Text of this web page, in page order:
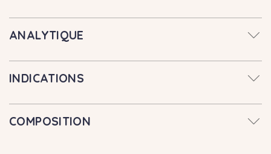
ANALYTIQUE
INDICATIONS
COMPOSITION